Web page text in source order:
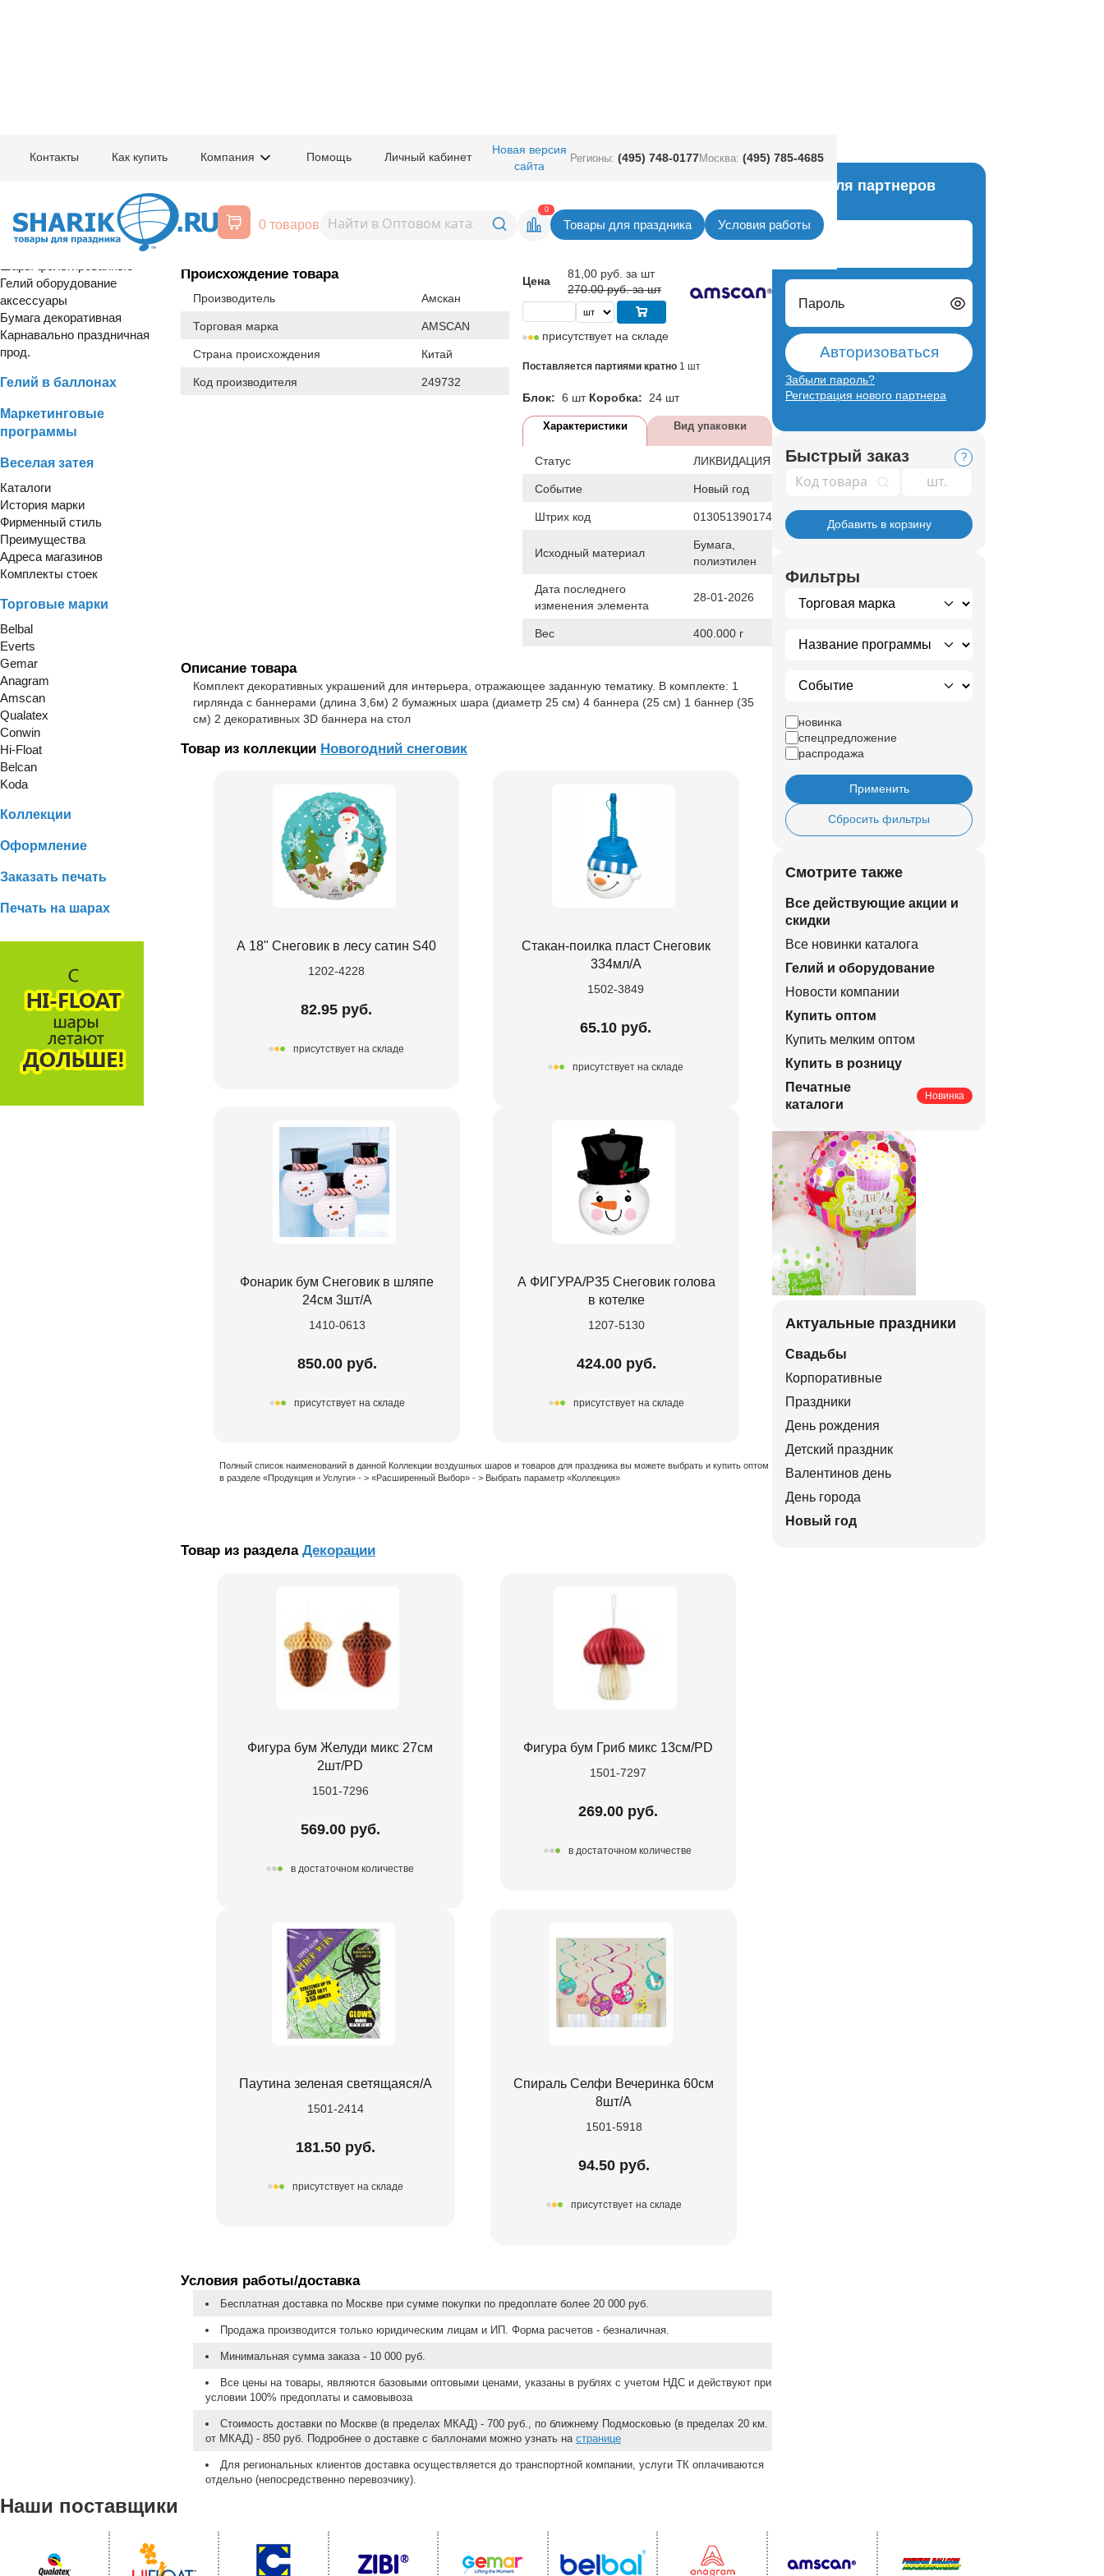
Контакты Как купить Компания Помощь Личный кабинет
Новая версия
сайта
Регионы: (495) 748-0177Москва: (495) 785-4685
0 товаров
0
Товары для праздника Условия работы
Расширенный поиск
Шары латексные
Гелий оборудование
аксессуары
Бумага декоративная
Карнавально праздничная
прод.
Гелий в баллонах
Маркетинговые
программы
Веселая затея
Каталоги
История марки
Фирменный стиль
Преимущества
Адреса магазинов
Комплекты стоек
Торговые марки
Belbal
Everts
Gemar
Anagram
Amscan
Qualatex
Conwin
Hi-Float
Belcan
Koda
Коллекции
Оформление
Заказать печать
Печать на шарах
1501-3465 Декор-компл Снеговик Веселый 10шт/А
Происхождение товара
Производитель Амскан
Торговая марка AMSCAN
Страна происхождения Китай
Код производителя 249732
Скидка 70%
Цена
81,00 руб. за шт
270.00 руб. за шт
присутствует на складе
Поставляется партиями кратно 1 шт
Блок: 6 шт Коробка: 24 шт
Характеристики Вид упаковки
Статус ЛИКВИДАЦИЯ
Событие Новый год
Штрих код 013051390174
Исходный материал
Бумага,
полиэтилен
Дата последнего
изменения элемента
28-01-2026
Вес 400.000 г
Описание товара
Комплект декоративных украшений для интерьера, отражающее заданную тематику. В комплекте: 1
гирлянда с баннерами (длина 3,6м) 2 бумажных шара (диаметр 25 см) 4 баннера (25 см) 1 баннер (35
см) 2 декоративных 3D баннера на стол
Товар из коллекции Новогодний снеговик
А 18" Снеговик в лесу сатин S40
1202-4228
82.95 руб.
присутствует на складе
Стакан-поилка пласт Снеговик
334мл/A
1502-3849
65.10 руб.
присутствует на складе
Фонарик бум Снеговик в шляпе
24см 3шт/А
1410-0613
850.00 руб.
присутствует на складе
А ФИГУРА/P35 Снеговик голова
в котелке
1207-5130
424.00 руб.
присутствует на складе
Полный список наименований в данной Коллекции воздушных шаров и товаров для праздника вы можете выбрать и купить оптом
в разделе «Продукция и Услуги» - > «Расширенный Выбор» - > Выбрать параметр «Коллекция»
Товар из раздела Декорации
Фигура бум Желуди микс 27см
2шт/PD
1501-7296
569.00 руб.
в достаточном количестве
Фигура бум Гриб микс 13см/PD
1501-7297
269.00 руб.
в достаточном количестве
Паутина зеленая светящаяся/A
1501-2414
181.50 руб.
присутствует на складе
Спираль Селфи Вечеринка 60см
8шт/А
1501-5918
94.50 руб.
присутствует на складе
Условия работы/доставка
Бесплатная доставка по Москве при сумме покупки по предоплате более 20 000 руб.
Продажа производится только юридическим лицам и ИП. Форма расчетов - безналичная.
Минимальная сумма заказа - 10 000 руб.
Все цены на товары, являются базовыми оптовыми ценами, указаны в рублях с учетом НДС и действуют при
условии 100% предоплаты и самовывоза
Стоимость доставки по Москве (в пределах МКАД) - 700 руб., по ближнему Подмосковью (в пределах 20 км.
от МКАД) - 850 руб. Подробнее о доставке с баллонами можно узнать на странице
Для региональных клиентов доставка осуществляется до транспортной компании, услуги ТК оплачиваются
отдельно (непосредственно перевозчику).
Вход для партнеров
Логин
Пароль
Авторизоваться
Забыли пароль?
Регистрация нового партнера
Быстрый заказ ?
Код товара
Добавить в корзину
Фильтры
новинка
спецпредложение
распродажа
Применить
Сбросить фильтры
Смотрите также
Все действующие акции и
скидки
Все новинки каталога
Гелий и оборудование
Новости компании
Купить оптом
Купить мелким оптом
Купить в розницу
Печатные
каталоги
Новинка
Актуальные праздники
Свадьбы
Корпоративные
Праздники
День рождения
Детский праздник
Валентинов день
День города
Новый год
Наши поставщики